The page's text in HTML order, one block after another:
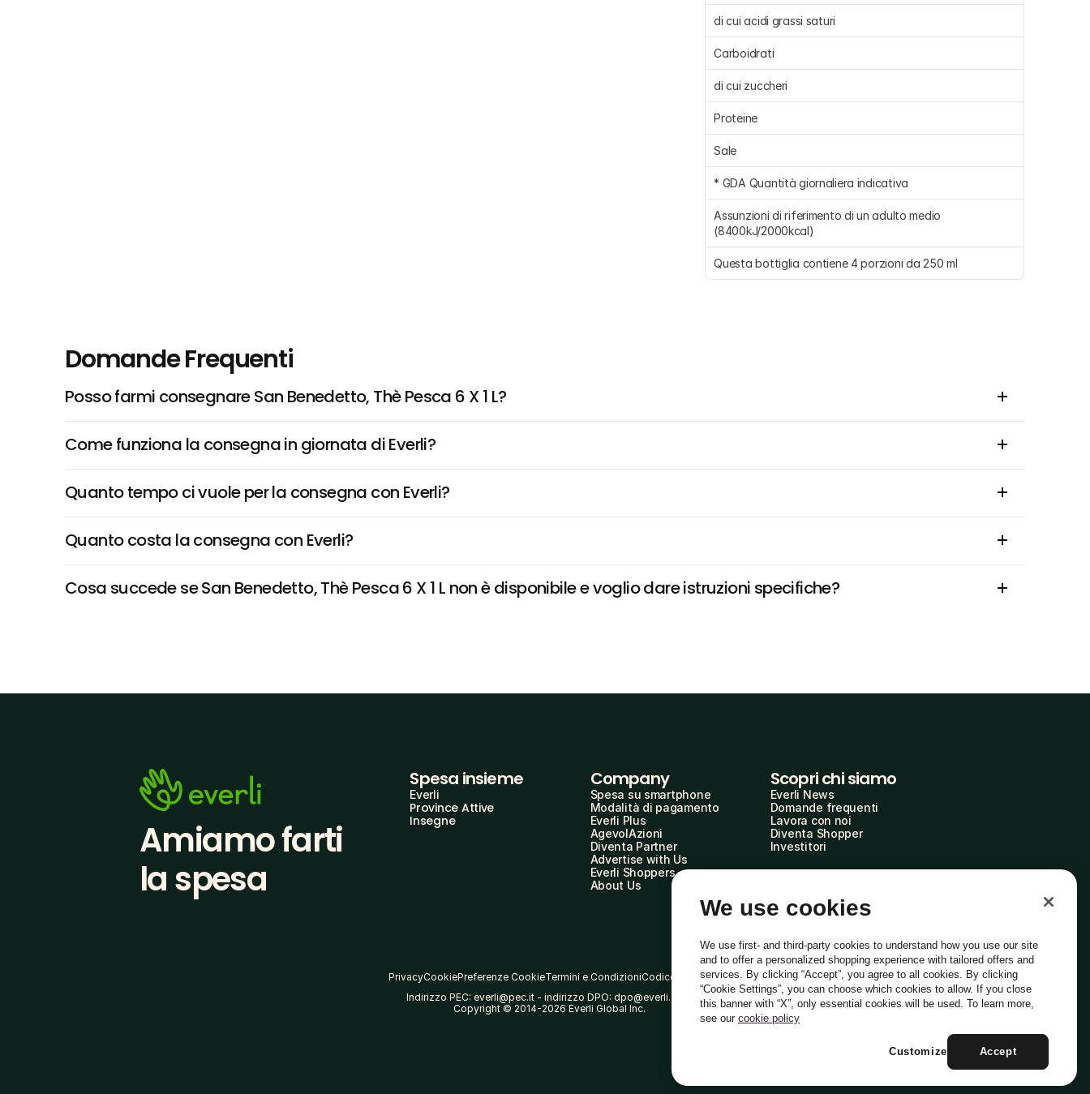
di cui acidi grassi saturi
Carboidrati
di cui zuccheri
Proteine
Sale
* GDA Quantità giornaliera indicativa
Assunzioni di riferimento di un adulto medio
(8400kJ/2000kcal)
Questa bottiglia contiene 4 porzioni da 250 ml
Domande Frequenti
Posso farmi consegnare San Benedetto, Thè Pesca 6 X 1 L?
Come funziona la consegna in giornata di Everli?
Quanto tempo ci vuole per la consegna con Everli?
Quanto costa la consegna con Everli?
Cosa succede se San Benedetto, Thè Pesca 6 X 1 L non è disponibile e voglio dare istruzioni specifiche?
Amiamo farti
la spesa
Spesa insieme
Everli
Province Attive
Insegne
Company
Spesa su smartphone
Modalità di pagamento
Everli Plus
AgevolAzioni
Diventa Partner
Advertise with Us
Everli Shoppers
About Us
Scopri chi siamo
Everli News
Domande frequenti
Lavora con noi
Diventa Shopper
Investitori
PrivacyCookiePreferenze CookieTermini e CondizioniCodice Etico
Indirizzo PEC: everli@pec.it - indirizzo DPO: dpo@everli.com
Copyright © 2014-2026 Everli Global Inc.
Italiano
We use cookies
We use first- and third-party cookies to understand how you use our site
and to offer a personalized shopping experience with tailored offers and
services. By clicking “Accept”, you agree to all cookies. By clicking
“Cookie Settings”, you can choose which cookies to allow. If you close
this banner with “X”, only essential cookies will be used. To learn more,
see our cookie policy
Accept
Customize